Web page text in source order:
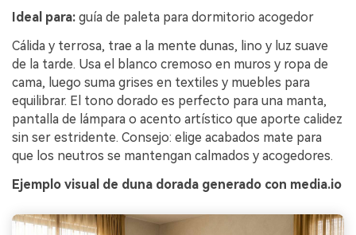
Ideal para: guía de paleta para dormitorio acogedor
Cálida y terrosa, trae a la mente dunas, lino y luz suave
de la tarde. Usa el blanco cremoso en muros y ropa de
cama, luego suma grises en textiles y muebles para
equilibrar. El tono dorado es perfecto para una manta,
pantalla de lámpara o acento artístico que aporte calidez
sin ser estridente. Consejo: elige acabados mate para
que los neutros se mantengan calmados y acogedores.
Ejemplo visual de duna dorada generado con media.io